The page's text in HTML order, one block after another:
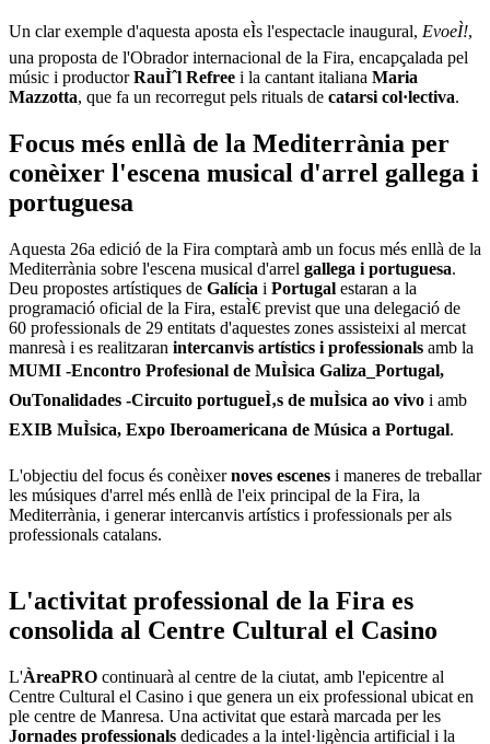
Un clar exemple d'aquesta aposta eÌs l'espectacle inaugural, EvoeÌ!,
una proposta de l'Obrador internacional de la Fira, encapçalada pel
músic i productorRauÌˆl Refree i la cantant italiana Maria
Mazzotta, que fa un recorregut pels rituals de catarsi col·lectiva.
Focus més enllà de la Mediterrània per
conèixer l'escena musical d'arrel gallega i
portuguesa
Aquesta 26a edició de la Fira comptarà amb un focus més enllà de la
Mediterrània sobre l'escena musical d'arrel gallega i portuguesa.
Deu propostes artístiques de Galícia i Portugal estaran a la
programació oficial de la Fira, estaÌ€ previst que una delegació de
60 professionals de 29 entitats d'aquestes zones assisteixi al mercat
manresà i es realitzaran intercanvis artístics i professionals amb la
MUMI -Encontro Profesional de MuÌsica Galiza_Portugal,
OuTonalidades -Circuito portugueÌ‚s de muÌsica ao vivo i amb
EXIB MuÌsica, Expo Iberoamericana de Música a Portugal.
L'objectiu del focus és conèixernoves escenes i maneres de treballar
les músiques d'arrel més enllà de l'eix principal de la Fira, la
Mediterrània, i generar intercanvis artístics i professionals per als
professionals catalans.
L'activitat professional de la Fira es
consolida al Centre Cultural el Casino
L'ÀreaPRO continuarà al centre de la ciutat, amb l'epicentre al
Centre Cultural el Casino i que genera un eix professional ubicat en
ple centre de Manresa. Una activitat que estarà marcada per les
Jornades professionals dedicades a la intel·ligència artificial i la